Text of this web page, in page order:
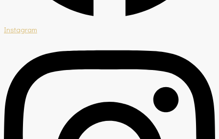
Instagram